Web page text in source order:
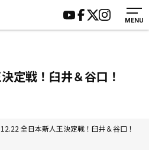
MENU
施設紹介
会員様の声
サポーター募集
定戦！臼井＆谷口！
12.22 全日本新人王決定戦！臼井＆谷口！